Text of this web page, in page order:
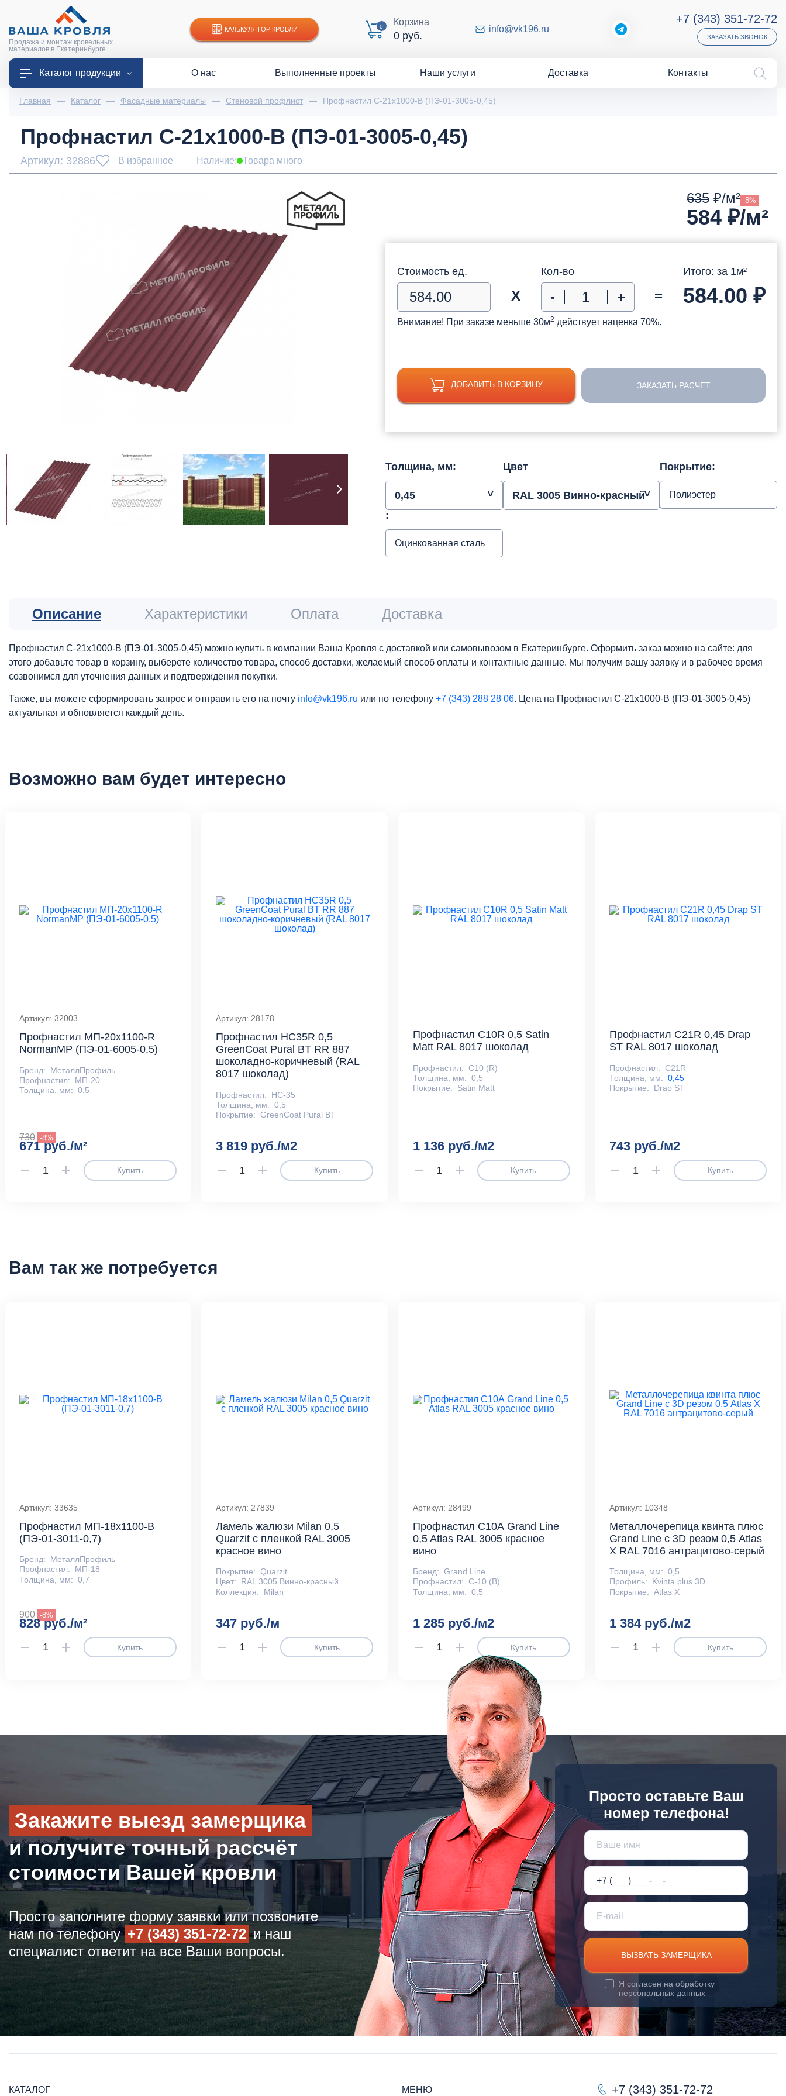
Продажа и монтаж кровельных
материалов в Екатеринбурге
КАЛЬКУЛЯТОР КРОВЛИ 0 Корзина
0 руб.
info@vk196.ru
+7 (343) 351-72-72
ЗАКАЗАТЬ ЗВОНОК
Каталог продукции О нас Выполненные проекты Наши услуги Доставка Контакты
Главная — Каталог — Фасадные материалы — Стеновой профлист — Профнастил С-21x1000-B (ПЭ-01-3005-0,45)
Профнастил С-21x1000-B (ПЭ-01-3005-0,45)
Артикул: 32886 В избранное Наличие: Товара много
635 ₽/м² -8%
584 ₽/м²
Стоимость ед.
Х
Кол-во
- + =
Итого: за 1м²
584.00 ₽
Внимание! При заказе меньше 30м2 действует наценка 70%.
ДОБАВИТЬ В КОРЗИНУ ЗАКАЗАТЬ РАСЧЕТ
Толщина, мм:
0,45
Цвет
RAL 3005 Винно-красный
Покрытие:
Полиэстер
:
Оцинкованная сталь
Описание Характеристики Оплата Доставка
Профнастил С-21x1000-B (ПЭ-01-3005-0,45) можно купить в компании Ваша Кровля с доставкой или самовывозом в Екатеринбурге. Оформить заказ можно на сайте: для
этого добавьте товар в корзину, выберете количество товара, способ доставки, желаемый способ оплаты и контактные данные. Мы получим вашу заявку и в рабочее время
созвонимся для уточнения данных и подтверждения покупки.
Также, вы можете сформировать запрос и отправить его на почту info@vk196.ru или по телефону +7 (343) 288 28 06. Цена на Профнастил С-21x1000-B (ПЭ-01-3005-0,45)
актуальная и обновляется каждый день.
Возможно вам будет интересно
Артикул: 32003
Профнастил МП-20x1100-R
NormanMP (ПЭ-01-6005-0,5)
Бренд:
МеталлПрофиль
Профнастил:
МП-20
Толщина, мм: 0,5
730 -8%
671 руб./м²
Купить
Артикул: 28178
Профнастил HC35R 0,5
GreenCoat Pural BT RR 887
шоколадно-коричневый (RAL
8017 шоколад)
Профнастил:
НС-35
Толщина, мм: 0,5
Покрытие: GreenCoat Pural BT
3 819 руб./м2
Купить
Профнастил С10R 0,5 Satin
Matt RAL 8017 шоколад
Профнастил: С10 (R)
Толщина, мм: 0,5
Покрытие:
Satin Matt
1 136 руб./м2
Купить
Профнастил С21R 0,45 Drap
ST RAL 8017 шоколад
Профнастил: С21R
Толщина, мм: 0,45
Покрытие:
Drap ST
743 руб./м2
Купить
Вам так же потребуется
Артикул: 33635
Профнастил МП-18x1100-B
(ПЭ-01-3011-0,7)
Бренд:
МеталлПрофиль
Профнастил:
МП-18
Толщина, мм: 0,7
900 -8%
828 руб./м²
Купить
Артикул: 27839
Ламель жалюзи Milan 0,5
Quarzit с пленкой RAL 3005
красное вино
Покрытие: Quarzit
Цвет:
RAL 3005 Винно-красный
Коллекция:
Milan
347 руб./м
Купить
Артикул: 28499
Профнастил С10А Grand Line
0,5 Atlas RAL 3005 красное
вино
Бренд: Grand Line
Профнастил: С-10 (В)
Толщина, мм: 0,5
1 285 руб./м2
Купить
Артикул: 10348
Металлочерепица квинта плюс
Grand Line c 3D резом 0,5 Atlas
X RAL 7016 антрацитово-серый
Толщина, мм: 0,5
Профиль:
Kvinta plus 3D
Покрытие: Atlas X
1 384 руб./м2
Купить
Закажите выезд замерщика
и получите точный рассчёт
стоимости Вашей кровли
Просто заполните форму заявки или позвоните
нам по телефону +7 (343) 351-72-72и наш
специалист ответит на все Ваши вопросы.
Просто оставьте Ваш
номер телефона!
ВЫЗВАТЬ ЗАМЕРЩИКА
Я согласен на обработку
персональных данных
КАТАЛОГ МЕНЮ +7 (343) 351-72-72